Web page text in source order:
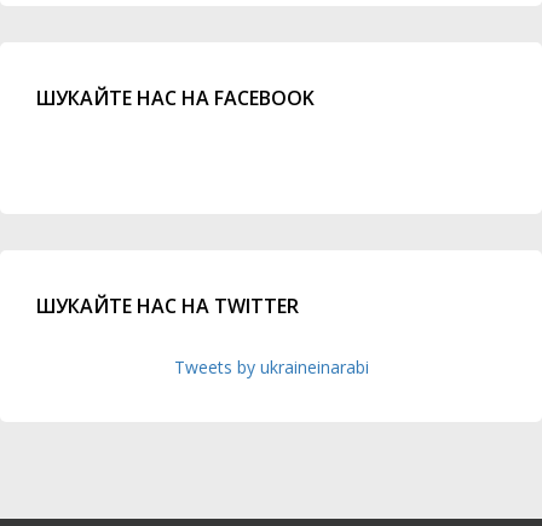
ШУКАЙТЕ НАС НА FACEBOOK
ШУКАЙТЕ НАС НА TWITTER
Tweets by ukraineinarabi